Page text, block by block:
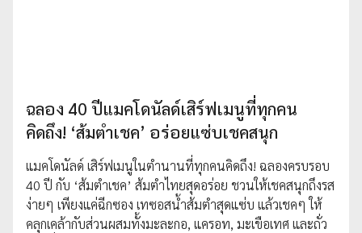
ฉลอง 40 ปีแมคโดนัลด์เสิร์ฟเมนูที่ทุกคน
คิดถึง! ‘ส้มตำเชค’ อร่อยแซ่บเชคสนุก
แมคโดนัลด์ เสิร์ฟเมนูในตำนานที่ทุกคนคิดถึง! ฉลองครบรอบ
40 ปี กับ ‘ส้มตำเชค’ ส้มตำไทยสุดอร่อย ชวนให้เชคสนุกถึงรส
ง่ายๆ เพียงแค่ฉีกซอง เทซอสน้ำส้มตำสุดแซ่บ แล้วเชคๆ ให้
คลุกเคล้ากับส่วนผสมทั้งมะละกอ, แครอท, มะเขือเทศ และถั่ว